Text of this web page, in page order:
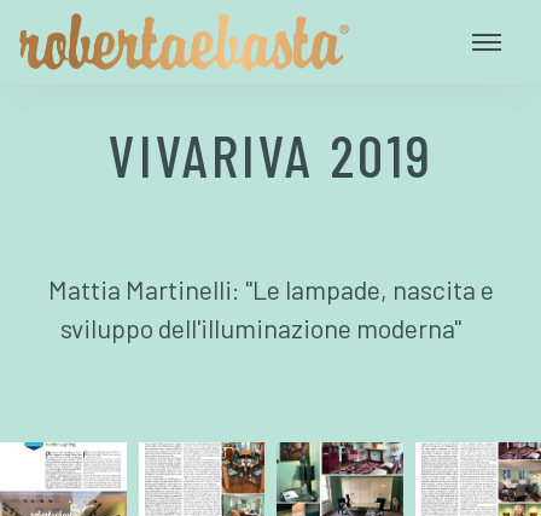
VIVARIVA 2019
Mattia Martinelli: "Le lampade, nascita e
sviluppo dell'illuminazione moderna"